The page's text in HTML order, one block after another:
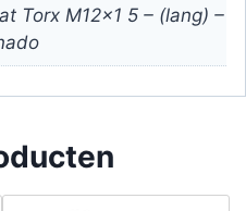
Torx M12x1 5 – (lang) –